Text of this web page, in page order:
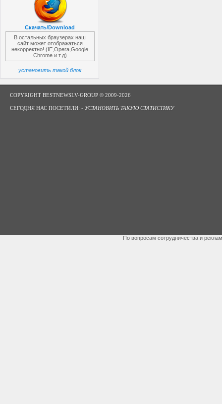
Скачать/Download
В остальных браузерах наш
сайт может отображаться
некорректно! (IE,Opera,Google
Chrome и т.д)
установить такой блок
COPYRIGHT BESTNEWSLV-GROUP © 2009-2026
СЕГОДНЯ НАС ПОСЕТИЛИ: - УСТАНОВИТЬ ТАКУЮ СТАТИСТИКУ
По вопросам сотрудничества и